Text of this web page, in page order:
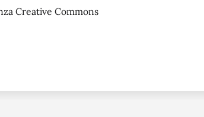
Creative Commons